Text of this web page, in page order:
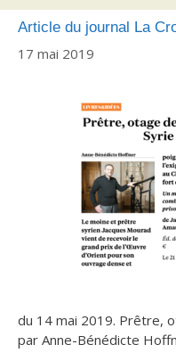
Article du journal La
17 mai 2019
du 14 mai 2019. Prêtre,
par Anne-Bénédicte